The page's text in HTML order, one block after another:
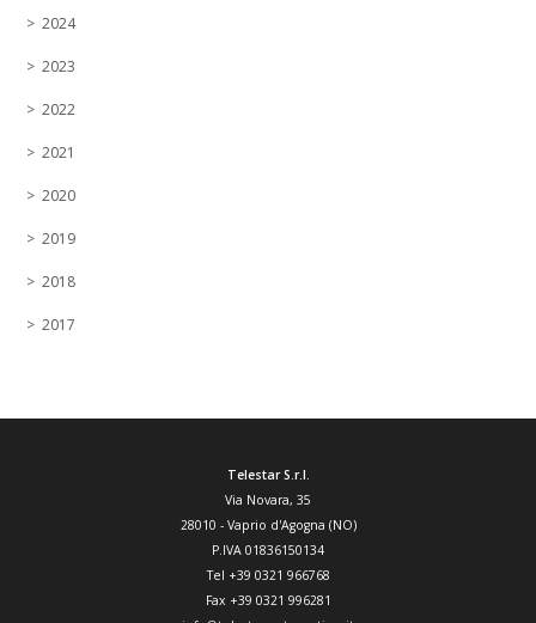
2024
2023
2022
2021
2020
2019
2018
2017
Telestar S.r.l.
Via Novara, 35
28010 - Vaprio d'Agogna (NO)
P.IVA 01836150134
Tel +39 0321 966768
Fax +39 0321 996281